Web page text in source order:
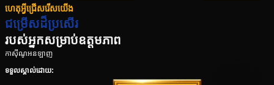
ហេតុអ្វីជ្រើសរើសយើង
ជម្រើសដ៏ប្រសើរ
របស់អ្នកសម្រាប់ឧត្តមភាព
កាស៊ីណូអនឡាញ
ទទួលស្គាល់ដោយ: